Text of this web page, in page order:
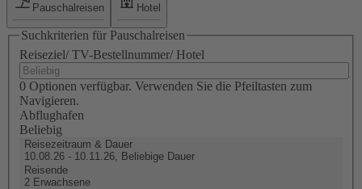
Pauschalreisen Hotel
Suchkriterien für Pauschalreisen
Reiseziel/ TV-Bestellnummer/ Hotel
0 Optionen verfügbar. Verwenden Sie die Pfeiltasten zum
Navigieren.
Abflughafen
Beliebig
Reisezeitraum & Dauer
10.08.26 - 10.11.26, Beliebige Dauer
Reisende
2 Erwachsene